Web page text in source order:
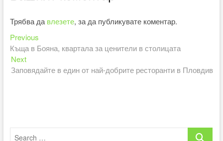
Трябва да влезете, за да публикувате коментар.
Навигация
PreviousPrevious
post:
Къща в Бояна, квартала за ценители в столицата
NextNext
post:
Заповядайте в един от най-добрите ресторанти в Пловдив
Search